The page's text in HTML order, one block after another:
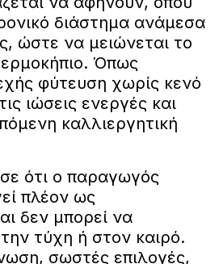
διάστημα ανάμεσα
ώστε να μειώνεται το
Όπως
φύτευση χωρίς κενό
ιώσεις ενεργές και
καλλιεργητική
ότι ο παραγωγός
πλέον ως
δεν μπορεί να
τύχη ή στον καιρό.
σωστές επιλογές,